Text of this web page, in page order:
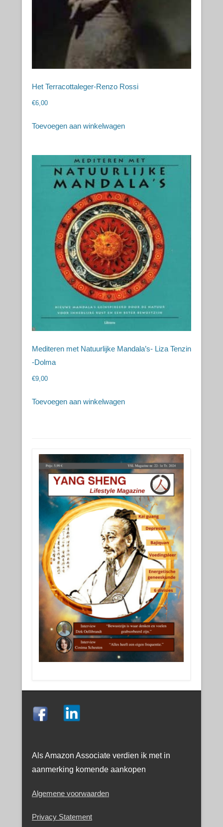
Het Terracottaleger-Renzo Rossi
€6,00
Toevoegen aan winkelwagen
Mediteren met Natuurlijke Mandala’s- Liza Tenzin
-Dolma
€9,00
Toevoegen aan winkelwagen
Als Amazon Associate verdien ik met in
aanmerking komende aankopen
Algemene voorwaarden
Privacy Statement